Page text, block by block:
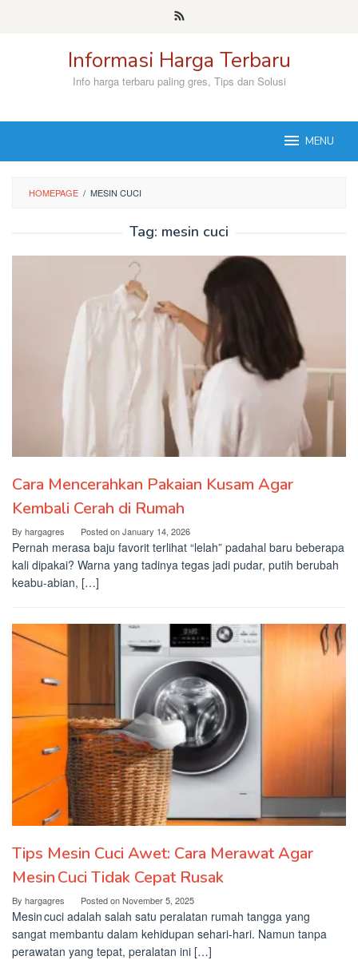
Informasi Harga Terbaru
Info harga terbaru paling gres, Tips dan Solusi
MENU
HOMEPAGE / MESIN CUCI
Tag: mesin cuci
Cara Mencerahkan Pakaian Kusam Agar
Kembali Cerah di Rumah
By hargagres Posted onJanuary 14, 2026
Pernah merasa baju favorit terlihat “lelah” padahal baru beberapa
kali dipakai? Warna yang tadinya tegas jadi pudar, putih berubah
keabu-abian, […]
Tips Mesin Cuci Awet: Cara Merawat Agar
Mesin Cuci Tidak Cepat Rusak
By hargagres Posted onNovember 5, 2025
Mesin cuci adalah salah satu peralatan rumah tangga yang
sangat membantu dalam kehidupan sehari‑hari. Namun tanpa
perawatan yang tepat, peralatan ini […]